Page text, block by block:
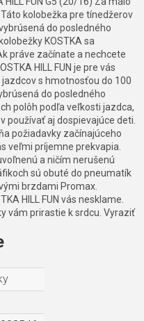
kolobežka pre tínedžerov
do posledného
KOSTKA sa
práve začínate a nechcete
HILL FUN je pre vás
s hmotnosťou do 100
do posledného
polôh podľa veľkosti jazdca,
používať aj dospievajúce deti.
požiadavky začínajúceho
veľmi príjemne prekvapia.
a ničím nerušenú
sú obuté do pneumatík
brzdami Promax.
HILL FUN vás nesklame.
vám prirastie k srdcu. Vyraziť